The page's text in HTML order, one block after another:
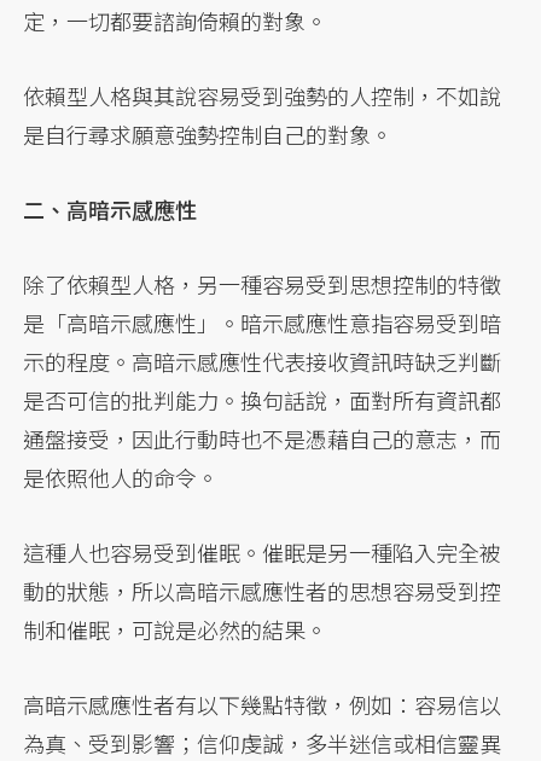
定，一切都要諮詢倚賴的對象。
依賴型人格與其說容易受到強勢的人控制，不如說
是自行尋求願意強勢控制自己的對象。
二、高暗示感應性
除了依賴型人格，另一種容易受到思想控制的特徵
是「高暗示感應性」。暗示感應性意指容易受到暗
示的程度。高暗示感應性代表接收資訊時缺乏判斷
是否可信的批判能力。換句話說，面對所有資訊都
通盤接受，因此行動時也不是憑藉自己的意志，而
是依照他人的命令。
這種人也容易受到催眠。催眠是另一種陷入完全被
動的狀態，所以高暗示感應性者的思想容易受到控
制和催眠，可說是必然的結果。
高暗示感應性者有以下幾點特徵，例如：容易信以
為真、受到影響；信仰虔誠，多半迷信或相信靈異